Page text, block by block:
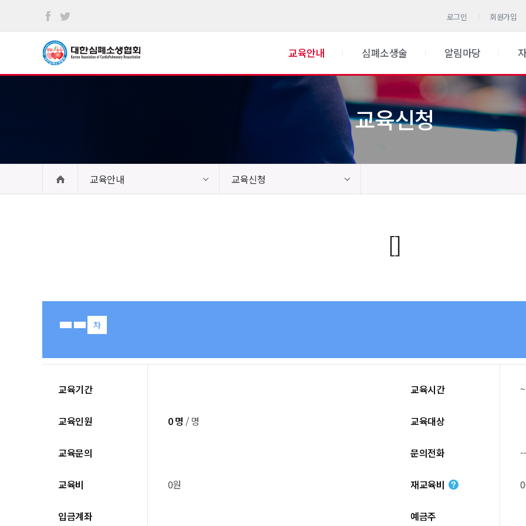
로그인 회원가입
교육안내 심폐소생술 알림마당
교육신청
교육안내 교육신청
[]
차
교육기간 교육시간 ~
교육인원 0 명 / 명 교육대상
교육문의 문의전화 --
교육비 0원 재교육비
입금계좌 예금주